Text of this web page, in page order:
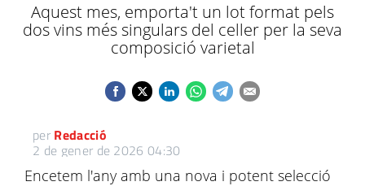
Aquest mes, emporta't un lot format pels
dos vins més singulars del celler per la seva
composició varietal
per Redacció
2 de gener de 2026 04:30
Encetem l'any amb una nova i potent selecció